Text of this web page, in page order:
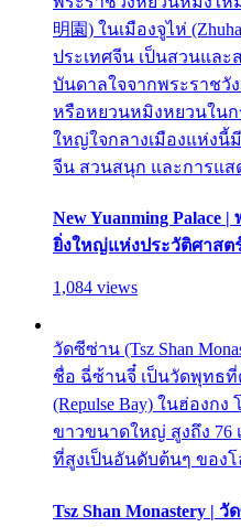
明園) ในเมืองจูไห่
ประเทศจีน เป็นสวนและ
บันดาลใจจากพระราชวัง
หรือหยวนหมิงหยวนใน
ใหญ่ใจกลางเมืองแห่งนี้
จีน สวนสนุก และการแส
New Yuanming
ยิ่งใหญ่แห่งประวัติศาส
1,084 views
วัดซีซ่าน (Tsz Shan
ชื่อ ฉี่ซ้านจี๋ เป็นวัดพุทธที่
(Repulse Bay) ในฮ่องก
ขาวขนาดใหญ่ สูงถึง 76
ที่สูงเป็นอันดับต้นๆ ของโ
Tsz Shan Monastery |